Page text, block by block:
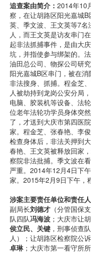
追查案由简介： 2014年10
察，在让胡路区阳光嘉城
英、季文波、王文英等7
人，而王文英是访友串门
起非法抓捕事件，是由大
坑，并指使参与绑架的。
油田总公司、物探公司研
阳光嘉城B区串门，被在
非法搜身、抓捕。程金芝
人被劫持到龙岗公安分局
电脑、胶装机等设备、法
位老年法轮功学员身体突
了，才送到大庆市第四医
家。程金芝、张春艳、李
检查身体后，非法关押到
春艳、王文英被释放回家
察院非法批捕。季文波在
严重。2014年12月4日下
家。2015年2月9日下午，
涉案主要责任单位和责任人
副局长刘德才 （分管国保
队四队冯海波 ；大庆市让
侯立民、关键 ，刑事侦查
人）；让胡路区检察院公
卓琳 ；大庆市第一看守所